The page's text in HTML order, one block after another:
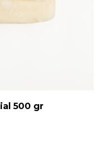
500 gr